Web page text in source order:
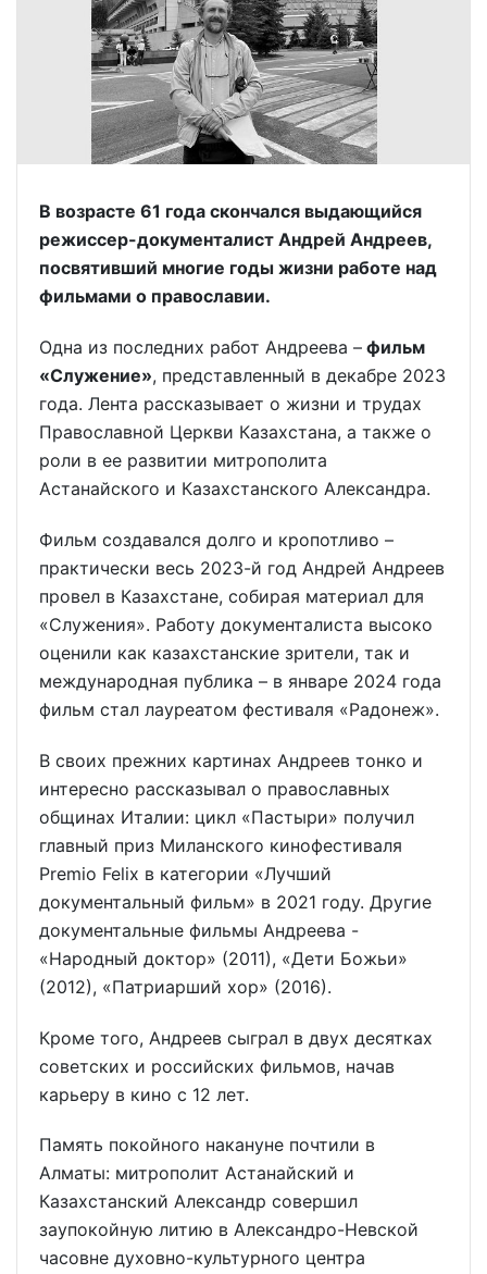
В возрасте 61 года скончался выдающийся
режиссер-документалист Андрей Андреев,
посвятивший многие годы жизни работе над
фильмами о православии.
Одна из последних работ Андреева – фильм
«Служение», представленный в декабре 2023
года. Лента рассказывает о жизни и трудах
Православной Церкви Казахстана, а также о
роли в ее развитии митрополита
Астанайского и Казахстанского Александра.
Фильм создавался долго и кропотливо –
практически весь 2023-й год Андрей Андреев
провел в Казахстане, собирая материал для
«Служения». Работу документалиста высоко
оценили как казахстанские зрители, так и
международная публика – в январе 2024 года
фильм стал лауреатом фестиваля «Радонеж».
В своих прежних картинах Андреев тонко и
интересно рассказывал о православных
общинах Италии: цикл «Пастыри» получил
главный приз Миланского кинофестиваля
Premio Felix в категории «Лучший
документальный фильм» в 2021 году. Другие
документальные фильмы Андреева -
«Народный доктор» (2011), «Дети Божьи»
(2012), «Патриарший хор» (2016).
Кроме того, Андреев сыграл в двух десятках
советских и российских фильмов, начав
карьеру в кино с 12 лет.
Память покойного накануне почтили в
Алматы: митрополит Астанайский и
Казахстанский Александр совершил
заупокойную литию в Александро-Невской
часовне духовно-культурного центра